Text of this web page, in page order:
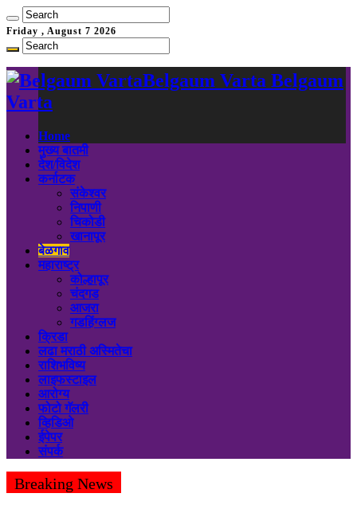
Friday , August 7 2026
Belgaum Varta Belgaum
Varta
Home
मुख्य बातमी
देश/विदेश
कर्नाटक
संकेश्वर
निपाणी
चिकोडी
खानापूर
बेळगाव
महाराष्ट्र
कोल्हापूर
चंदगड
आजरा
गडहिंग्लज
क्रिडा
लढा मराठी अस्मितेचा
राशिभविष्य
लाइफस्टाइल
आरोग्य
फोटो गॅलरी
व्हिडिओ
ईपेपर
संपर्क
Breaking News